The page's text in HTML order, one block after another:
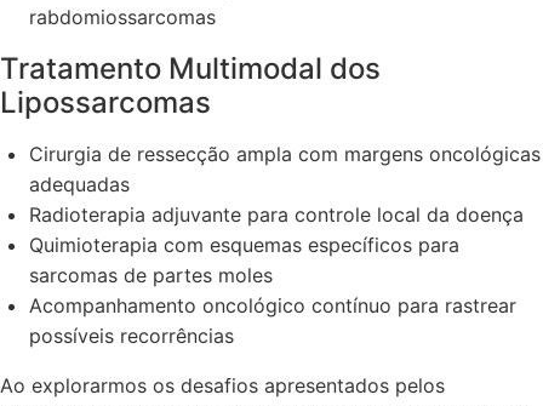
rabdomiossarcomas
Tratamento Multimodal dos
Lipossarcomas
Cirurgia de ressecção ampla com margens oncológicas
adequadas
Radioterapia adjuvante para controle local da doença
Quimioterapia com esquemas específicos para
sarcomas de partes moles
Acompanhamento oncológico contínuo para rastrear
possíveis recorrências
Ao explorarmos os desafios apresentados pelos